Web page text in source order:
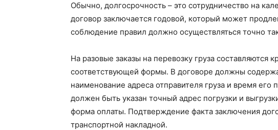
Обычно, долгосрочность – это сотрудничество на
договор заключается годовой, который может
соблюдение правил должно осуществляться точно
На разовые заказы на перевозку груза составляются
соответствующей формы. В договоре должны
наименование адреса отправителя груза и время
должен быть указан точный адрес погрузки и
форма оплаты. Подтверждение факта заключения
транспортной накладной.